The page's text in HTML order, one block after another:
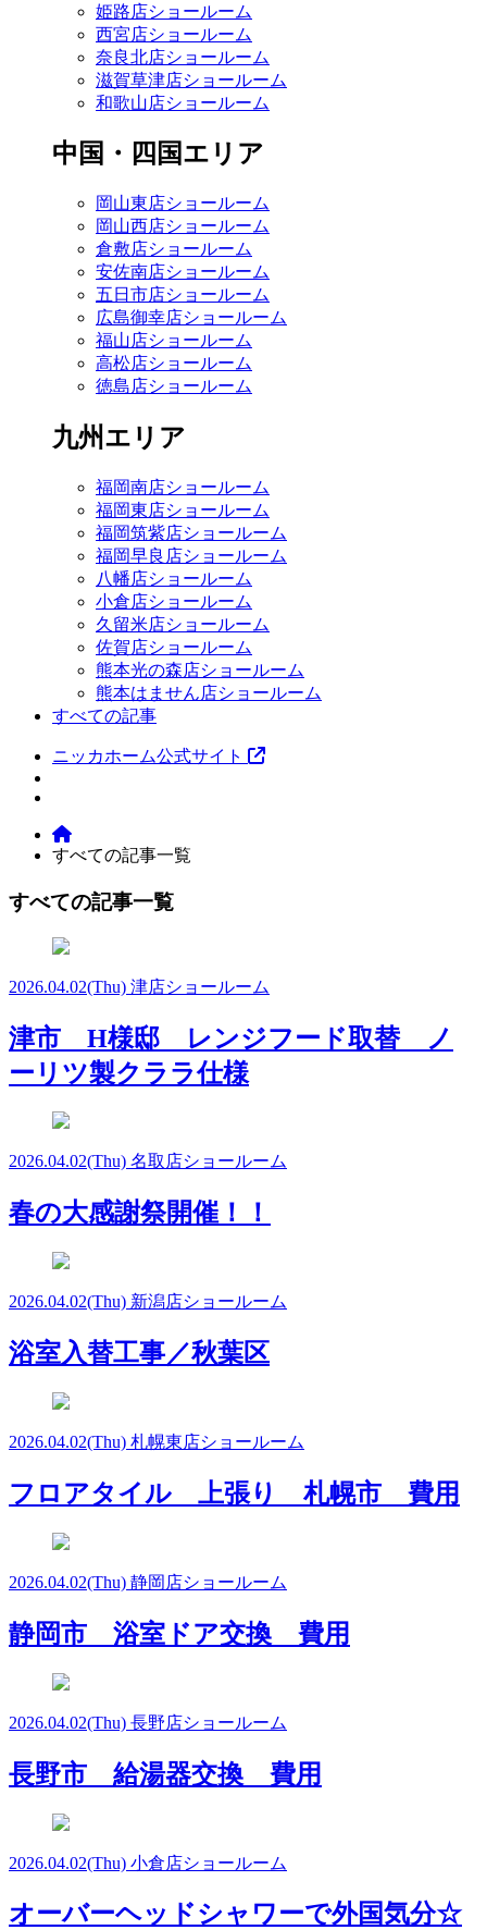
姫路店ショールーム
西宮店ショールーム
奈良北店ショールーム
滋賀草津店ショールーム
和歌山店ショールーム
中国・四国エリア
岡山東店ショールーム
岡山西店ショールーム
倉敷店ショールーム
安佐南店ショールーム
五日市店ショールーム
広島御幸店ショールーム
福山店ショールーム
高松店ショールーム
徳島店ショールーム
九州エリア
福岡南店ショールーム
福岡東店ショールーム
福岡筑紫店ショールーム
福岡早良店ショールーム
八幡店ショールーム
小倉店ショールーム
久留米店ショールーム
佐賀店ショールーム
熊本光の森店ショールーム
熊本はません店ショールーム
すべての記事
ニッカホーム公式サイト
すべての記事一覧
すべての記事一覧
2026.04.02(Thu) 津店ショールーム
津市 H様邸 レンジフード取替 ノ
ーリツ製クララ仕様
2026.04.02(Thu) 名取店ショールーム
春の大感謝祭開催！！
2026.04.02(Thu) 新潟店ショールーム
浴室入替工事／秋葉区
2026.04.02(Thu) 札幌東店ショールーム
フロアタイル 上張り 札幌市 費用
2026.04.02(Thu) 静岡店ショールーム
静岡市 浴室ドア交換 費用
2026.04.02(Thu) 長野店ショールーム
長野市 給湯器交換 費用
2026.04.02(Thu) 小倉店ショールーム
オーバーヘッドシャワーで外国気分☆